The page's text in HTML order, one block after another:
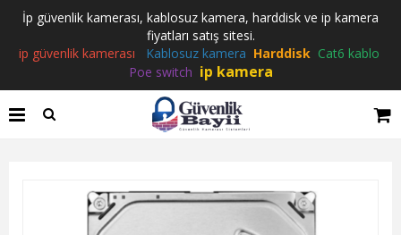
İp güvenlik kamerası, kablosuz kamera, harddisk ve ip kamera
fiyatları satış sitesi.
ip güvenlik kamerası
Kablosuz kamera Harddisk Cat6 kablo
Poe switch ip kamera